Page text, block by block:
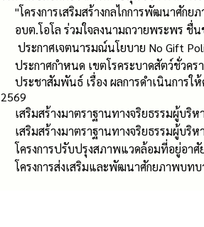
"โครงการเสริมสร้างกลไกการพัฒนาศัก
อบต.โอโล ร่วมใจลงนามถวายพระพร
ประกาศเจตนารมณ์นโยบาย No Gift
ประกาศกำหนด เขตโรคระบาดสัตว์ชั่วค
ประชาสัมพันธ์ เรื่อง ผลการดำเนินการ
2569
เสริมสร้างมาตราฐานทางจริยธรรมผู้บ
เสริมสร้างมาตราฐานทางจริยธรรมผู้บ
โครงการปรับปรุงสภาพแวดล้อมที่อยู่อา
โครงการส่งเสริมและพัฒนาศักยภาพบท